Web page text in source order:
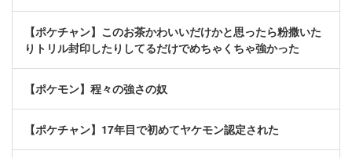
【ポケチャン】このお茶かわいいだけかと思ったら粉撒いた
りトリル封印したりしてるだけでめちゃくちゃ強かった
【ポケモン】程々の強さの奴
【ポケチャン】17年目で初めてヤケモン認定された